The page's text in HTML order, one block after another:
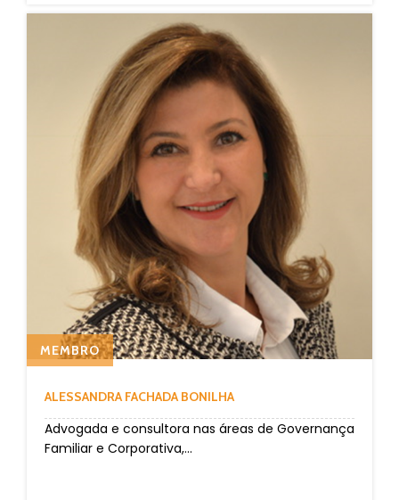
MEMBRO
ALESSANDRA FACHADA BONILHA
Advogada e consultora nas áreas de Governança
Familiar e Corporativa,...